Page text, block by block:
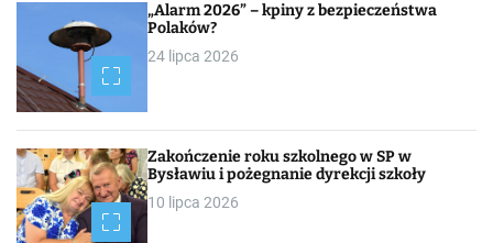
„Alarm 2026” – kpiny z bezpieczeństwa
Polaków?
24 lipca 2026
Zakończenie roku szkolnego w SP w
Bysławiu i pożegnanie dyrekcji szkoły
10 lipca 2026